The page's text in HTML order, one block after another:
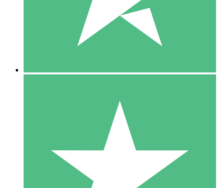
1000
10 Downloaden
20 00